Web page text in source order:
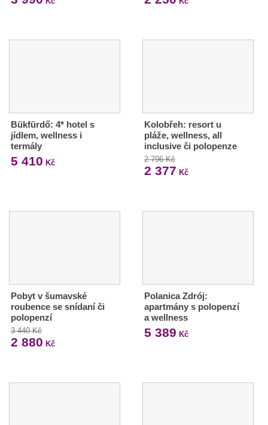
Bükfürdő: 4* hotel s
jídlem, wellness i
termály
5 410 Kč
Kolobřeh: resort u
pláže, wellness, all
inclusive či polopenze
2 796 Kč
2 377 Kč
Pobyt v šumavské
roubence se snídaní či
polopenzí
3 440 Kč
2 880 Kč
Polanica Zdrój:
apartmány s polopenzí
a wellness
5 389 Kč